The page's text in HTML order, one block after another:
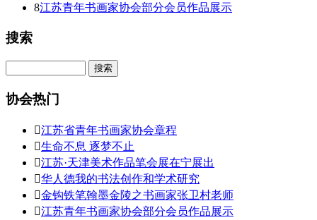
8江苏青年书画家协会部分会员作品展示
搜索
协会热门
江苏省青年书画家协会章程
生命不息 逐梦不止
江苏·天津美术作品笔会展在宁展出
华人德我的书法创作和学术研究
金钩铁笔翰墨金陵之书画家张卫村老师
江苏青年书画家协会部分会员作品展示